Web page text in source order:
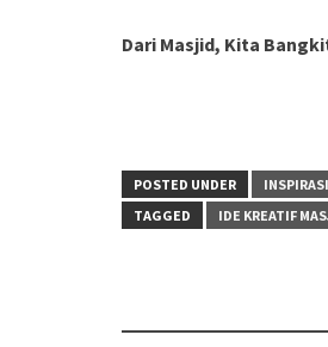
Dari Masjid, Kita
POSTED UNDER
TAGGED
IDE KREATIF